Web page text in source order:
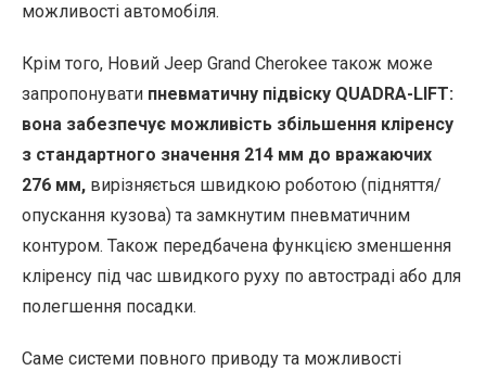
можливості автомобіля.
Крім того, Новий Jeep Grand Cherokee також може
запропонувати пневматичну підвіску QUADRA-LIFT:
вона забезпечує можливість збільшення кліренсу
з стандартного значення 214 мм до вражаючих
276 мм, вирізняється швидкою роботою (підняття/
опускання кузова) та замкнутим пневматичним
контуром. Також передбачена функцією зменшення
кліренсу під час швидкого руху по автостраді або для
полегшення посадки.
Саме системи повного приводу та можливості